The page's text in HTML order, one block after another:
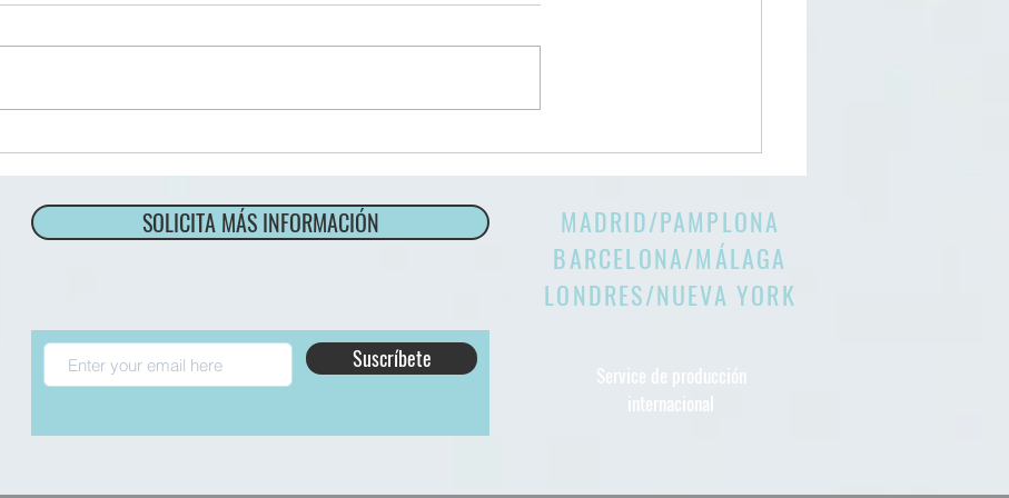
"Explorando la Innovación: El Nuevo
universo...
SOLICITA MÁS INFORMACIÓN
MADRID/PAMPLONA
BARCELONA/MÁLAGA
LONDRES/NUEVA YORK
Suscríbete
Service de producción
internacional